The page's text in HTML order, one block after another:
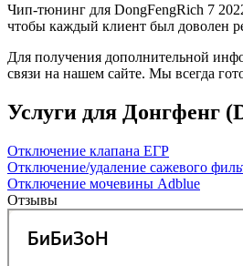
Чип-тюнинг для DongFengRich 7
чтобы каждый клиент был доволен
Для получения дополнительной
связи на нашем сайте. Мы всегда
Услуги для Донгфенг
Отключение клапана ЕГР
Отключение/удаление сажевого
Отключение мочевины Adblue
Отзывы